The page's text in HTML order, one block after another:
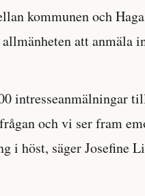
kommunen och
att anmäla
intresseanmälningar
och vi ser fram
i höst, säger Josefine